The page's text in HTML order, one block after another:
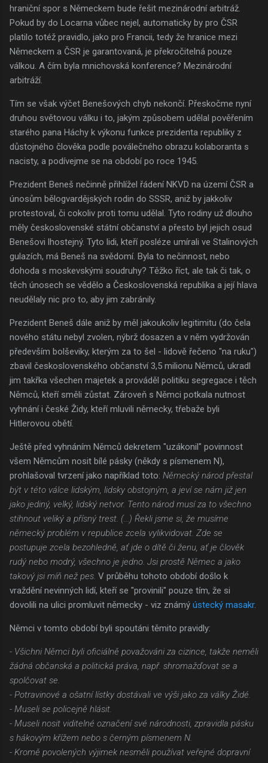
hraniční spor s Německem bude řešit mezinárodní arbitráž.
Pokud by do Locarna vůbec nejel, automaticky by pro ČSR
platilo totéž pravidlo, jako pro Francii, tedy že hranice mezi
Německem a ČSR je garantovaná, je překročitelná pouze
válkou. A čím byla mnichovská konference? Mezinárodní
arbitráží.
Tím se však výčet Benešových chyb nekončí. Přeskočme nyní
druhou světovou válku i to, jakým způsobem udělal pověřením
starého pana Háchy k výkonu funkce prezidenta republiky z
důstojného člověka podle poválečného obrazu kolaboranta s
nacisty, a podívejme se na období po roce 1945.
Prezident Beneš nečinně přihlížel řádení NKVD na území ČSR a
únosům bělogvardějských rodin do SSSR, aniž by jakkoliv
protestoval, či cokoliv proti tomu udělal. Tyto rodiny už dlouho
měly československé státní občanství a přesto byl jejich osud
Benešovi lhostejný. Tyto lidi, kteří posléze umírali ve Stalinových
gulazích, má Beneš na svědomí. Byla to nečinnost, nebo
dohoda s moskevskými soudruhy? Těžko říct, ale tak či tak, o
těch únosech se vědělo a Československá republika a její hlava
neudělaly nic pro to, aby jim zabránily.
Prezident Beneš dále aniž by měl jakoukoliv legitimitu (do čela
nového státu nebyl zvolen, nýbrž dosazen a v něm vydržován
především bolševiky, kterým za to šel - lidově řečeno "na ruku")
zbavil československého občanství 3,5 milionu Němců, ukradl
jim takřka všechen majetek a prováděl politiku segregace i těch
Němců, kteří směli zůstat. Zároveň s Němci potkala nutnost
vyhnání i české Židy, kteří mluvili německy, třebaže byli
Hitlerovou obětí.
Ještě před vyhnáním Němců dekretem "uzákonil" povinnost
všem Němcům nosit bílé pásky (někdy s písmenem N),
prohlašoval tvrzení jako například toto: Německý národ přestal
být v této válce lidským, lidsky obstojným, a jeví se nám již jen
jako jediný, velký, lidský netvor. Tento národ musí za to všechno
stihnout veliký a přísný trest. (...) Řekli jsme si, že musíme
německý problém v republice zcela vylikvidovat. Zde se
postupuje zcela bezohledně, ať jde o dítě či ženu, ať je člověk
rudý nebo modrý, všechno je jedno. Jsi prostě Němec a jako
takový jsi míň než pes. V průběhu tohoto období došlo k
vraždění nevinných lidí, kteří se "provinili" pouze tím, že si
dovolili na ulici promluvit německy - viz známý ústecký masakr.
Němci v tomto období byli spoutáni těmito pravidly:
- Všichni Němci byli oficiálně považováni za cizince, takže neměli
žádná občanská a politická práva, např. shromažďovat se a
spolčovat se.
- Potravinové a ošatní lístky dostávali ve výši jako za války Židé.
- Museli se policejně hlásit.
- Museli nosit viditelné označení své národnosti, zpravidla pásku
s hákovým křížem nebo s černým písmenem N.
- Kromě povolených výjimek nesměli používat veřejné dopravní